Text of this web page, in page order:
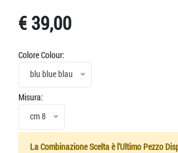
€ 39,00
Colore Colour:
blu blue blau
Misura:
cm 8
La Combinazione Scelta è l'Ultimo Pezzo